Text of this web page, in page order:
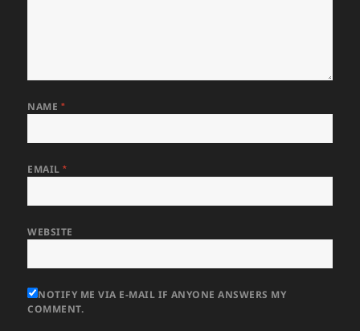
NAME *
EMAIL*
WEBSITE
NOTIFY ME VIA E-MAIL IF ANYONE ANSWERS MY
COMMENT.